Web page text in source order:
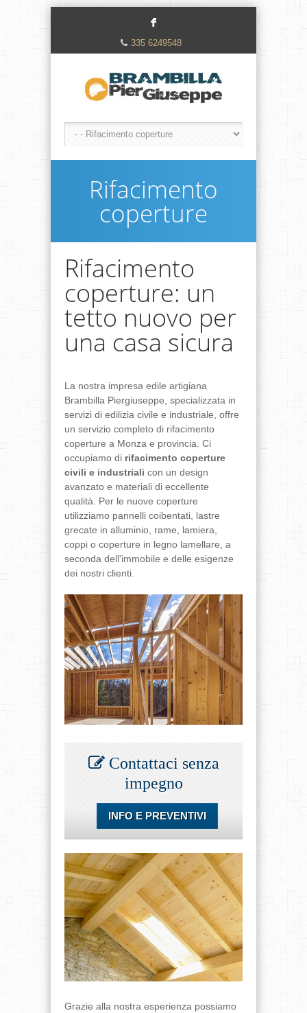
F
335 6249548
Rifacimento
coperture
Rifacimento
coperture: un
tetto nuovo per
una casa sicura
La nostra impresa edile artigiana
Brambilla Piergiuseppe, specializzata in
servizi di edilizia civile e industriale, offre
un servizio completo di rifacimento
coperture a Monza e provincia. Ci
occupiamo di rifacimento coperture
civili e industriali con un design
avanzato e materiali di eccellente
qualità. Per le nuove coperture
utilizziamo pannelli coibentati, lastre
grecate in alluminio, rame, lamiera,
coppi o coperture in legno lamellare, a
seconda dell'immobile e delle esigenze
dei nostri clienti.
Contattaci senza
impegno
INFO E PREVENTIVI
Grazie alla nostra esperienza possiamo